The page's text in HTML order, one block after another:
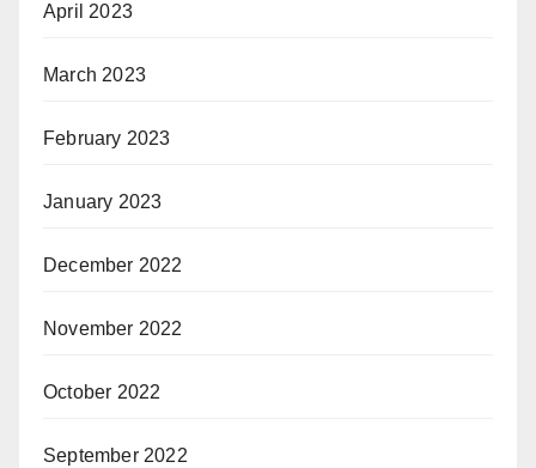
April 2023
March 2023
February 2023
January 2023
December 2022
November 2022
October 2022
September 2022